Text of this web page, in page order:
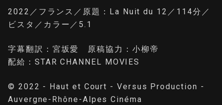
2022／フランス／原題：La Nuit du 12／114分／
ビスタ／カラー／5.1
字幕翻訳：宮坂愛 原稿協力：小柳帝
配給：STAR CHANNEL MOVIES
© 2022 - Haut et Court - Versus Production -
Auvergne-Rhône-Alpes Cinéma